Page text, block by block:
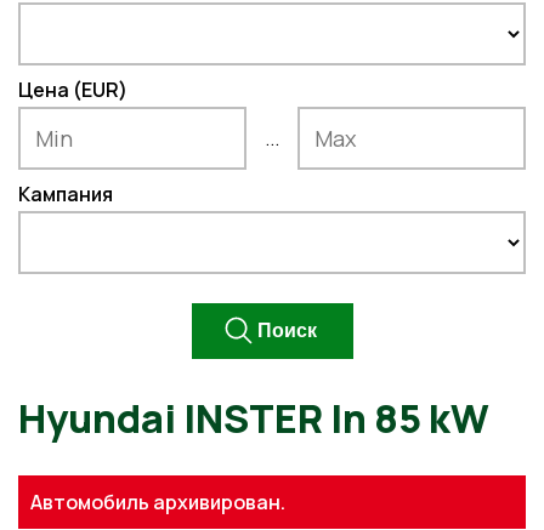
Цена (EUR)
...
Кампания
Hyundai INSTER In 85 kW
Автомобиль архивирован.